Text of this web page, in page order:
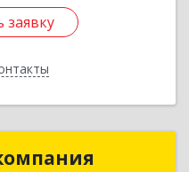
компания